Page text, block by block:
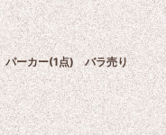
ーカー(1点) バラ売り